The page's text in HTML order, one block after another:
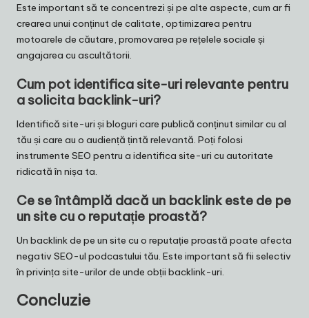
Este important să te concentrezi și pe alte aspecte, cum ar fi
crearea unui conținut de calitate, optimizarea pentru
motoarele de căutare, promovarea pe rețelele sociale și
angajarea cu ascultătorii.
Cum pot identifica site-uri relevante pentru
a solicita backlink-uri?
Identifică site-uri și bloguri care publică conținut similar cu al
tău și care au o audiență țintă relevantă. Poți folosi
instrumente SEO pentru a identifica site-uri cu autoritate
ridicată în nișa ta.
Ce se întâmplă dacă un backlink este de pe
un site cu o reputație proastă?
Un backlink de pe un site cu o reputație proastă poate afecta
negativ SEO-ul podcastului tău. Este important să fii selectiv
în privința site-urilor de unde obții backlink-uri.
Concluzie